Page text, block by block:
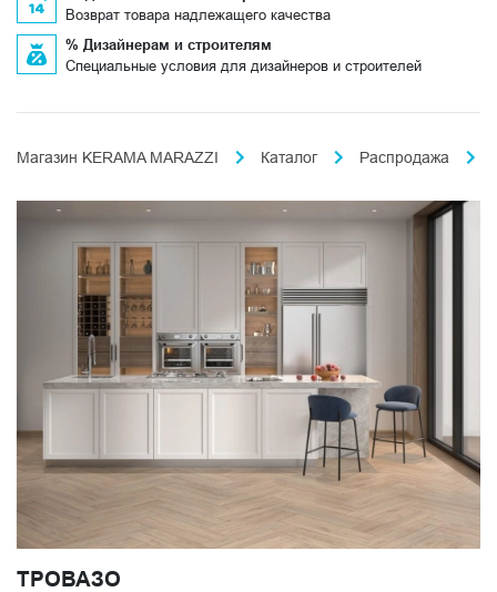
Возврат товара надлежащего качества
% Дизайнерам и строителям
Специальные условия для дизайнеров и строителей
Магазин KERAMA MARAZZI Каталог Распродажа
ТРОВАЗО